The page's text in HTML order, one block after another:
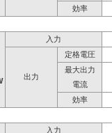
効率
入力
出力
定格電圧
最大出力
電流
効率
入力